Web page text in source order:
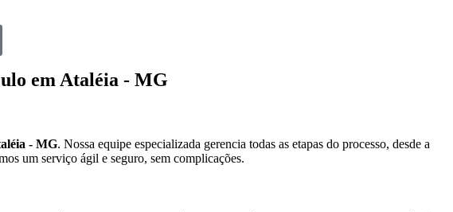
em Ataléia - MG
- MG. Nossa equipe especializada gerencia todas as etapas do processo, desde a
um serviço ágil e seguro, sem complicações.